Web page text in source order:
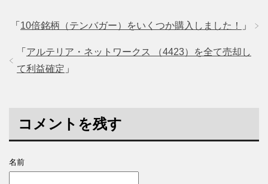
「 10倍銘柄（テンバガー）をいくつか購入しました！ 」
「 アルテリア・ネットワークス （4423）を全て売却し
て利益確定 」
コメントを残す
名前